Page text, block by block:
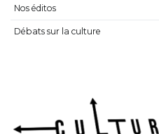
Nos éditos
Débats sur la culture